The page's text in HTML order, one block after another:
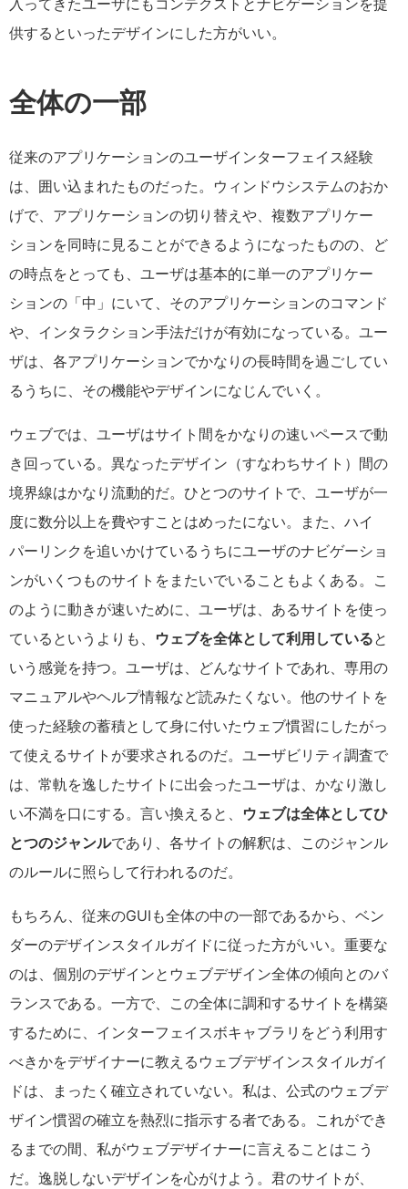
入ってきたユーザにもコンテクストとナビゲーションを提
供するといったデザインにした方がいい。
全体の一部
従来のアプリケーションのユーザインターフェイス経験
は、囲い込まれたものだった。ウィンドウシステムのおか
げで、アプリケーションの切り替えや、複数アプリケー
ションを同時に見ることができるようになったものの、ど
の時点をとっても、ユーザは基本的に単一のアプリケー
ションの「中」にいて、そのアプリケーションのコマンド
や、インタラクション手法だけが有効になっている。ユー
ザは、各アプリケーションでかなりの長時間を過ごしてい
るうちに、その機能やデザインになじんでいく。
ウェブでは、ユーザはサイト間をかなりの速いペースで動
き回っている。異なったデザイン（すなわちサイト）間の
境界線はかなり流動的だ。ひとつのサイトで、ユーザが一
度に数分以上を費やすことはめったにない。また、ハイ
パーリンクを追いかけているうちにユーザのナビゲーショ
ンがいくつものサイトをまたいでいることもよくある。こ
のように動きが速いために、ユーザは、あるサイトを使っ
ているというよりも、 ウェブを全体として利用していると
いう感覚を持つ。ユーザは、どんなサイトであれ、専用の
マニュアルやヘルプ情報など読みたくない。他のサイトを
使った経験の蓄積として身に付いたウェブ慣習にしたがっ
て使えるサイトが要求されるのだ。ユーザビリティ調査で
は、常軌を逸したサイトに出会ったユーザは、かなり激し
い不満を口にする。言い換えると、 ウェブは全体としてひ
とつのジャンルであり、各サイトの解釈は、このジャンル
のルールに照らして行われるのだ。
もちろん、従来のGUIも全体の中の一部であるから、ベン
ダーのデザインスタイルガイドに従った方がいい。重要な
のは、個別のデザインとウェブデザイン全体の傾向とのバ
ランスである。一方で、この全体に調和するサイトを構築
するために、インターフェイスボキャブラリをどう利用す
べきかをデザイナーに教えるウェブデザインスタイルガイ
ドは、まったく確立されていない。私は、公式のウェブデ
ザイン慣習の確立を熱烈に指示する者である。これができ
るまでの間、私がウェブデザイナーに言えることはこう
だ。逸脱しないデザインを心がけよう。君のサイトが、